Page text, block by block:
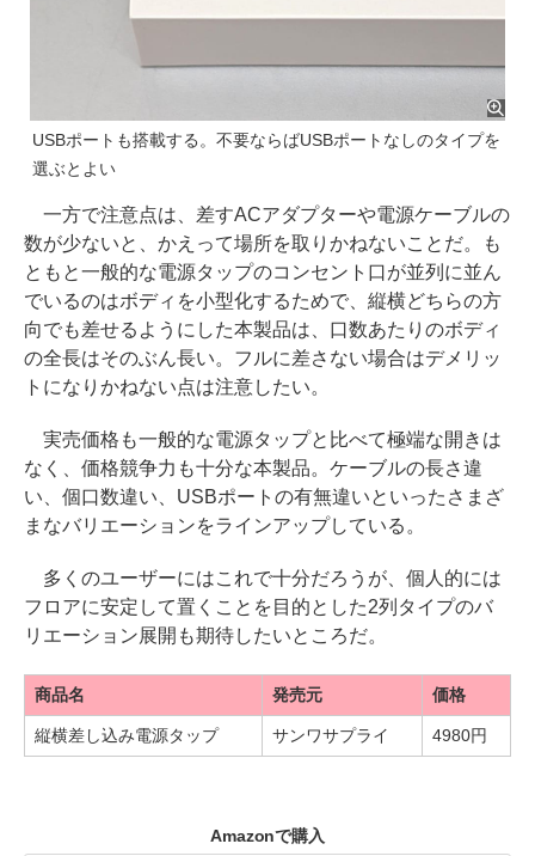
USBポートも搭載する。不要ならばUSBポートなしのタイプを
選ぶとよい
一方で注意点は、差すACアダプターや電源ケーブルの
数が少ないと、かえって場所を取りかねないことだ。も
ともと一般的な電源タップのコンセント口が並列に並ん
でいるのはボディを小型化するためで、縦横どちらの方
向でも差せるようにした本製品は、口数あたりのボディ
の全長はそのぶん長い。フルに差さない場合はデメリッ
トになりかねない点は注意したい。
実売価格も一般的な電源タップと比べて極端な開きは
なく、価格競争力も十分な本製品。ケーブルの長さ違
い、個口数違い、USBポートの有無違いといったさまざ
まなバリエーションをラインアップしている。
多くのユーザーにはこれで十分だろうが、個人的には
フロアに安定して置くことを目的とした2列タイプのバ
リエーション展開も期待したいところだ。
商品名 発売元 価格
縦横差し込み電源タップ サンワサプライ 4980円
Amazonで購入